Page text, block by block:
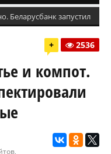
Беларусбанк запустил
+ 2536
и компот.